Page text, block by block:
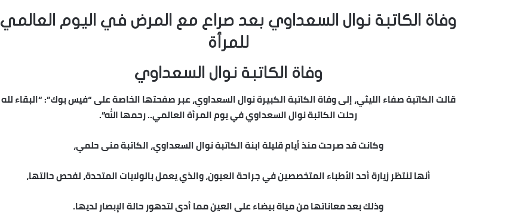
وفاة الكاتبة نوال السعداوي بعد صراع مع المرض في اليوم العالمي
للمرأة
وفاة الكاتبة نوال السعداوي
قالت الكاتبة صفاء الليثي، إلى وفاة الكاتبة الكبيرة نوال السعداوي، عبر صفحتها الخاصة على “فيس بوك”: “البقاء لله
رحلت الكاتبة نوال السعداوي في يوم المرأة العالمي.. رحمها الله”.
وكانت قد صرحت منذ أيام قليلة ابنة الكاتبة نوال السعداوي، الكاتبة منى حلمي،
أنها تنتظر زيارة أحد الأطباء المتخصصين في جراحة العيون، والذي يعمل بالولايات المتحدة، لفحص حالتها،
وذلك بعد معاناتها من مياة بيضاء على العين مما أدى لتدهور حالة الإبصار لديها.